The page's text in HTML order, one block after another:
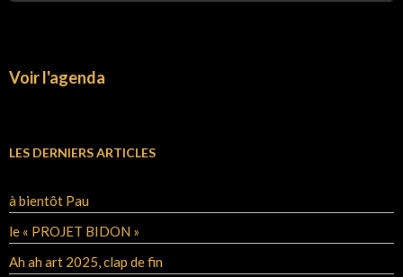
Voir l'agenda
LES DERNIERS ARTICLES
à bientôt Pau
le « PROJET BIDON »
Ah ah art 2025, clap de fin